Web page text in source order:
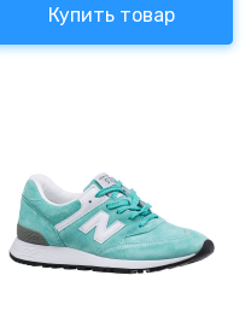
Купить товар